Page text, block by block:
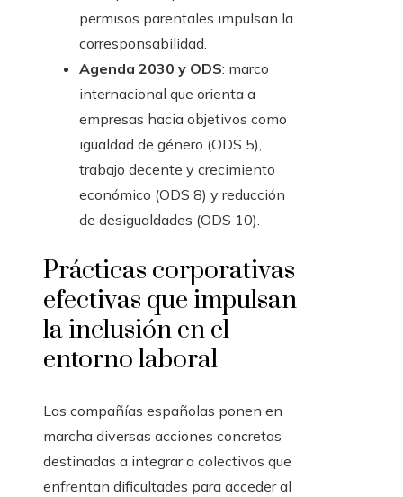
permisos parentales impulsan la
corresponsabilidad.
Agenda 2030 y ODS: marco
internacional que orienta a
empresas hacia objetivos como
igualdad de género (ODS 5),
trabajo decente y crecimiento
económico (ODS 8) y reducción
de desigualdades (ODS 10).
Prácticas corporativas
efectivas que impulsan
la inclusión en el
entorno laboral
Las compañías españolas ponen en
marcha diversas acciones concretas
destinadas a integrar a colectivos que
enfrentan dificultades para acceder al